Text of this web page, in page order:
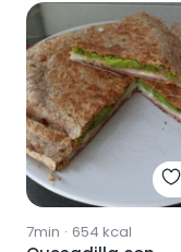
7min · 654 kcal